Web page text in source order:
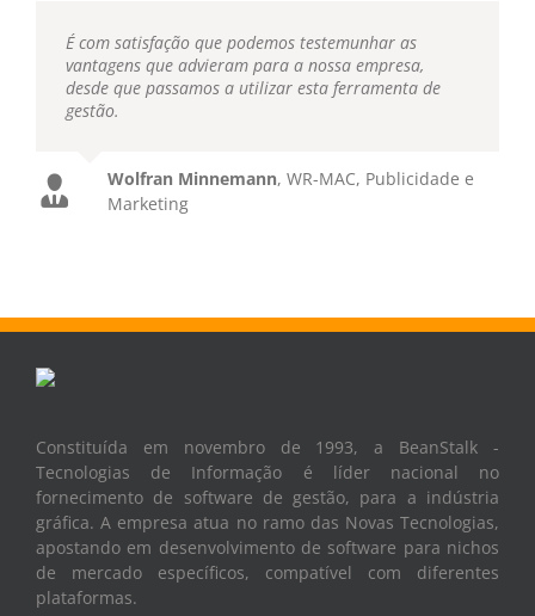
É com satisfação que podemos testemunhar as
vantagens que advieram para a nossa empresa,
desde que passamos a utilizar esta ferramenta de
gestão.
Wolfran Minnemann, WR-MAC, Publicidade e
Marketing
Constituída em novembro de 1993, a BeanStalk -
Tecnologias de Informação é líder nacional no
fornecimento de software de gestão, para a indústria
gráfica. A empresa atua no ramo das Novas Tecnologias,
apostando em desenvolvimento de software para nichos
de mercado específicos, compatível com diferentes
plataformas.